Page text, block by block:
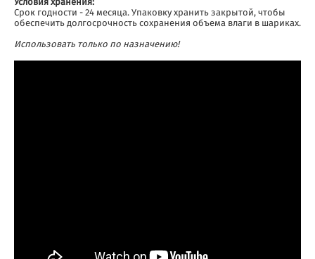
Условия хранения:
Срок годности - 24 месяца. Упаковку хранить закрытой, чтобы
обеспечить долгосрочность сохранения объема влаги в шариках.
Использовать только по назначению!